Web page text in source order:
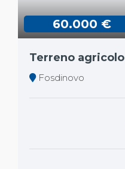
60.000 €
Terreno agricolo
Fosdinovo